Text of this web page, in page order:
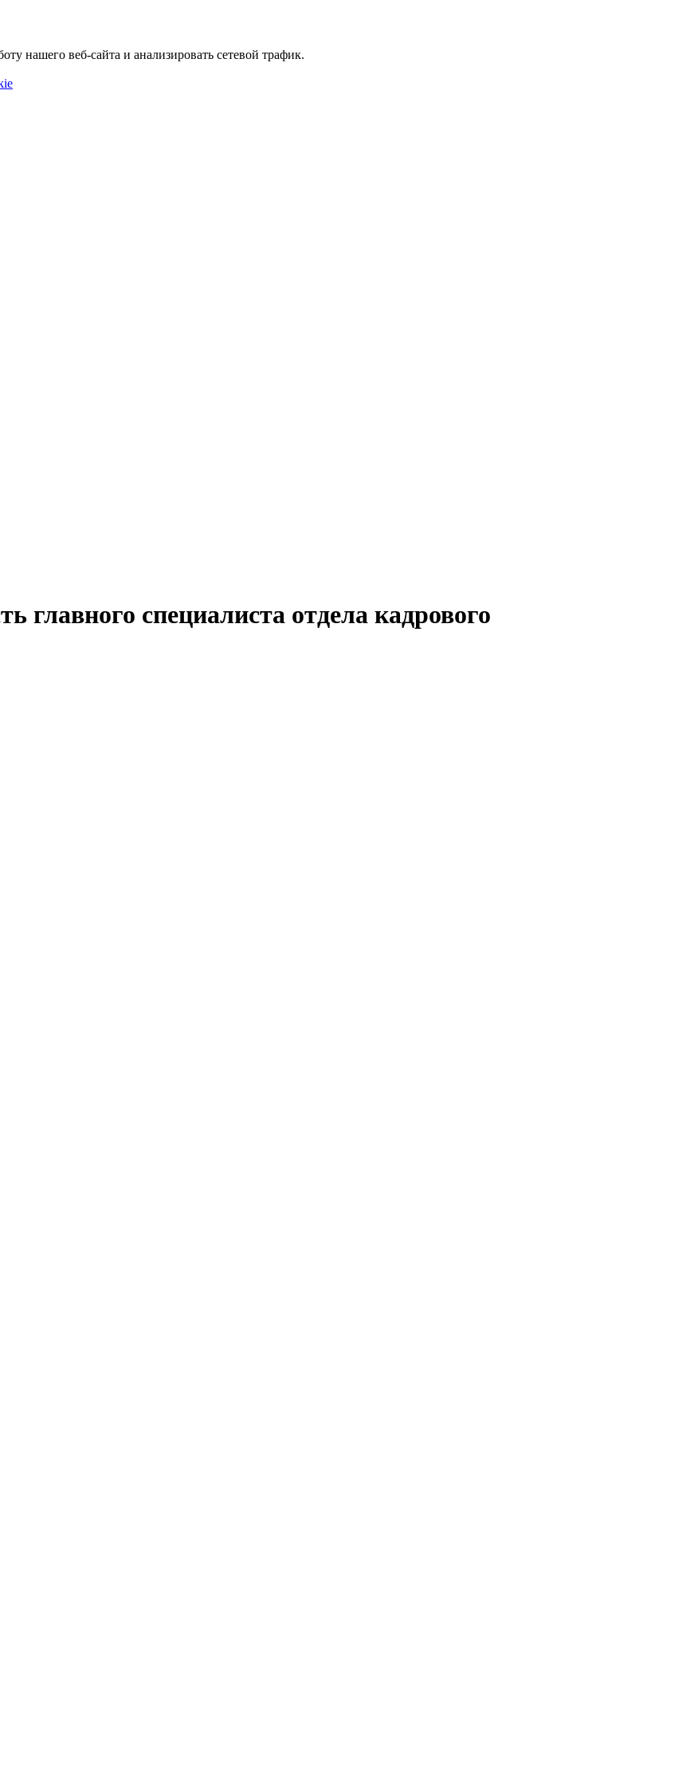
нашего веб-сайта и анализировать сетевой трафик.
главного специалиста отдела кадрового